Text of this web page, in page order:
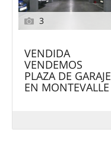
3
VENDIDA
VENDEMOS
PLAZA DE GARAJE
EN MONTEVALLE